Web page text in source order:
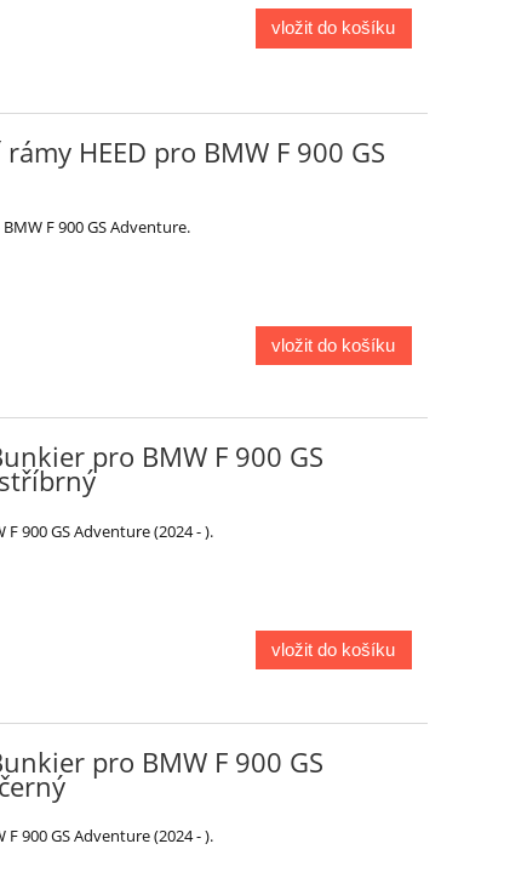
vložit do košíku
HEED pro BMW F 900 GS
F 900 GS Adventure.
vložit do košíku
pro BMW F 900 GS
900 GS Adventure (2024 - ).
vložit do košíku
pro BMW F 900 GS
900 GS Adventure (2024 - ).